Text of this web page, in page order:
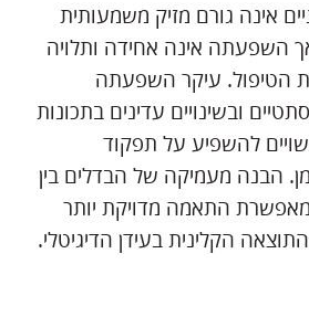
אינה גורם מזיק משמעותית
השפעתה אינה אחידה ותלויה
הטיפול. עיקר השפעתה
ובשינויים עדינים בתכונות
להשפיע על תפקוד
הבנה מעמיקה של הבדלים בין
חומרי CAD/CAM מאפשרת התאמה מדויקת יותר
הקלינית בעידן הדיגיטלי.